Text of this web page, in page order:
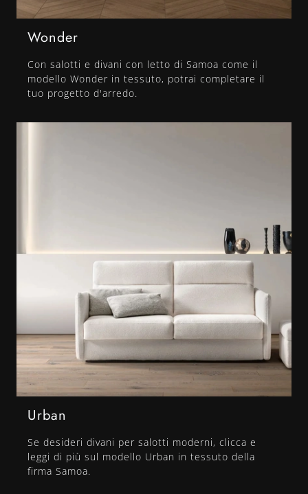
Wonder
Con salotti e divani con letto di Samoa come il
modello Wonder in tessuto, potrai completare il
tuo progetto d'arredo.
Urban
Se desideri divani per salotti moderni, clicca e
leggi di più sul modello Urban in tessuto della
firma Samoa.